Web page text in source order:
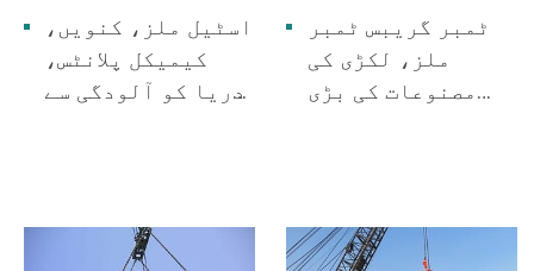
اسٹیل ملز، کنویں،
کیمیکل پلانٹس،
دریا کو آلودگی سے
والی بالٹی۔
ٹمبر گریبس ٹمبر
ملز، لکڑی کی
مصنوعات کی بڑی
ہیں۔